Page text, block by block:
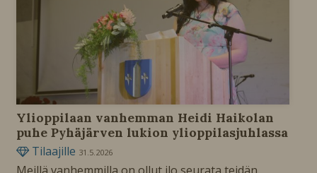
Ylioppilaan vanhemman Heidi Haikolan
puhe Pyhäjärven lukion ylioppilasjuhlassa
Tilaajille 31.5.2026